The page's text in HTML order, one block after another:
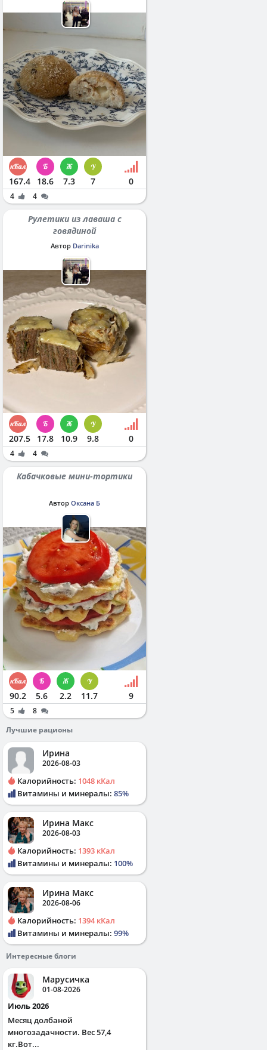
167.4 18.6 7.3 7 0
4 4
Рулетики из лаваша с
говядиной
Автор Darinika
207.5 17.8 10.9 9.8 0
4 4
Кабачковые мини-тортики
Автор Оксана Б
90.2 5.6 2.2 11.7 9
5
8
Лучшие рационы
Ирина
2026-08-03
Калорийность: 1048 кКал
Витамины и минералы: 85%
Ирина Макс
2026-08-03
Калорийность: 1393 кКал
Витамины и минералы: 100%
Ирина Макс
2026-08-06
Калорийность: 1394 кКал
Витамины и минералы: 99%
Интересные блоги
Марусичка
01-08-2026
Июль 2026
Месяц долбаной
многозадачности. Вес 57,4
кг.Вот...